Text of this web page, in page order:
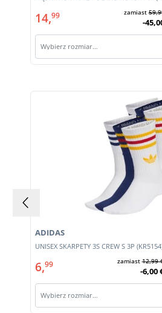
14,99 zamiast
-
Wybierz rozmiar…
UNISEX SKARPETY 3S CREW S 3P
ADIDAS
6,99 zamiast12,99
-6,00
Wybierz rozmiar…